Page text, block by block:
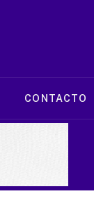
CONTACTO